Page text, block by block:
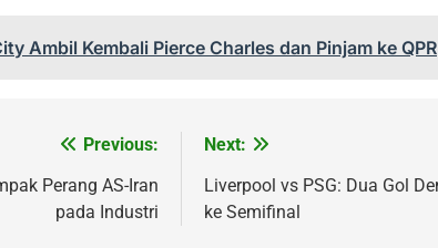
Ambil Kembali Pierce Charles dan Pinjam ke QPR
Previous:
Perang AS-Iran
pada Industri
Next:
Liverpool vs PSG: Dua Gol
ke Semifinal